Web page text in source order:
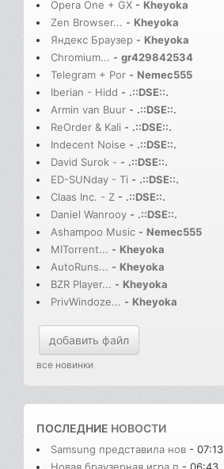
Opera One + GX - Kheyoka
Zen Browser... - Kheyoka
Яндекс Браузер - Kheyoka
Chromium... - gr429842534
Telegram + Por - Nemec555
Iberian - Hidd - .::DSE::.
Armin van Buur - .::DSE::.
ReOrder & Kali - .::DSE::.
Indecent Noise - .::DSE::.
David Surok - - .::DSE::.
ED-SUNday - Ti - .::DSE::.
Claas Inc. - Z - .::DSE::.
Daniel Wanrooy - .::DSE::.
Ashampoo Music - Nemec555
MITorrent... - Kheyoka
AutoRuns... - Kheyoka
BZR Player... - Kheyoka
PrivWindoze... - Kheyoka
добавить файл
все новинки
ПОСЛЕДНИЕ НОВОСТИ
Samsung представила нов - 07:13